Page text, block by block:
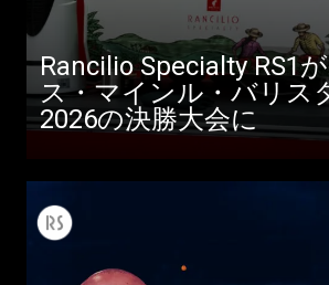
Rancilio Specialty RS1
ス・マインル・バリス
2026の決勝大会に